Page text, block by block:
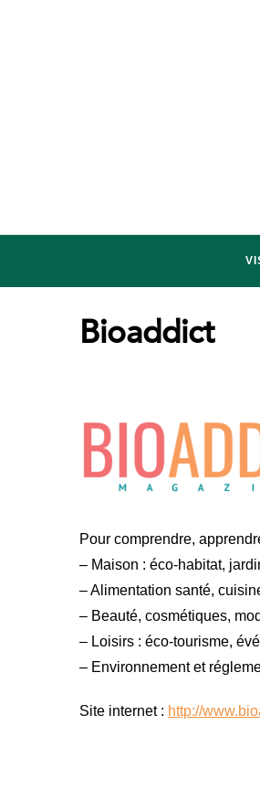
salon
Bioaddict
Pour comprendre,
– Maison : éco-habitat,
– Alimentation santé,
– Beauté, cosmétiques,
– Loisirs : éco-tourisme,
– Environnement et
Site internet : http://